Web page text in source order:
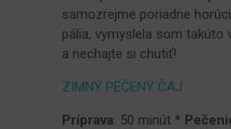
samozrejme poriadne
pália, vymyslela som takúto
a nechajte si chutiť!
ZIMNÝ PEČENÝ ČAJ
Príprava: 50 minút *